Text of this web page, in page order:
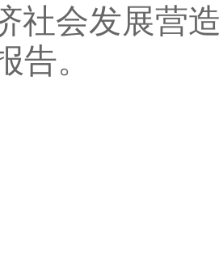
社会发展营
告。